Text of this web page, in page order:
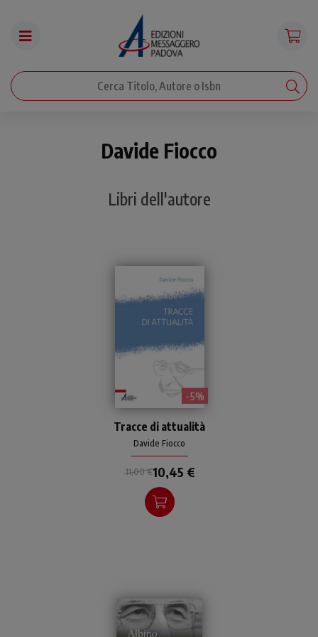
Davide Fiocco
Libri dell'autore
- 5%
dell'indimenticata figura di
papa Giovanni Paolo I.
Tracce di attualità
Davide Fiocco
11,00 €10,45 €